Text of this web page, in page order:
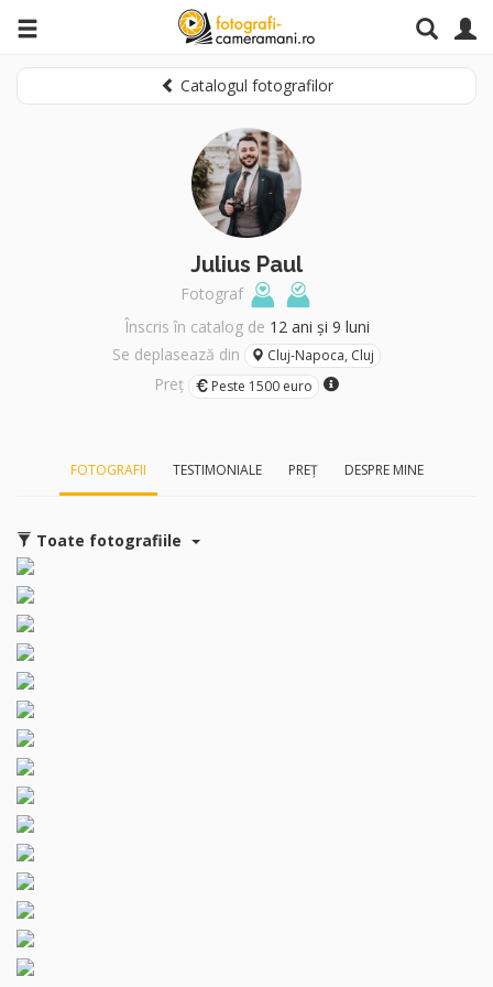
Catalogul fotografilor
Julius Paul
Fotograf
Înscris în catalog de 12 ani și 9 luni
Se deplasează din
Cluj-Napoca, Cluj
Preț Peste 1500 euro
FOTOGRAFII TESTIMONIALE PREȚ DESPRE MINE
Toate fotografiile